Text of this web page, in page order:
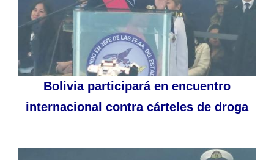
Bolivia participará en encuentro
internacional contra cárteles de droga